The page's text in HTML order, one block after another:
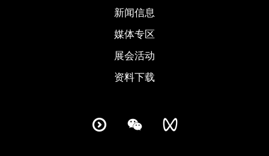
新闻信息
媒体专区
展会活动
资料下载